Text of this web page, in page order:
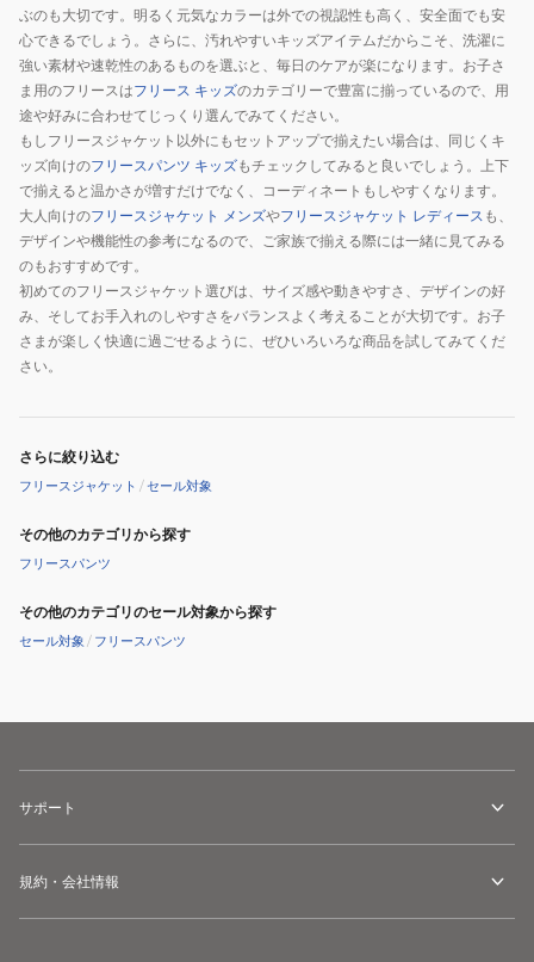
ぶのも大切です。明るく元気なカラーは外での視認性も高く、安全面でも安
心できるでしょう。さらに、汚れやすいキッズアイテムだからこそ、洗濯に
強い素材や速乾性のあるものを選ぶと、毎日のケアが楽になります。お子さ
ま用のフリースはフリース キッズのカテゴリーで豊富に揃っているので、用
途や好みに合わせてじっくり選んでみてください。
もしフリースジャケット以外にもセットアップで揃えたい場合は、同じくキ
ッズ向けのフリースパンツ キッズもチェックしてみると良いでしょう。上下
で揃えると温かさが増すだけでなく、コーディネートもしやすくなります。
大人向けのフリースジャケット メンズやフリースジャケット レディース も、
デザインや機能性の参考になるので、ご家族で揃える際には一緒に見てみる
のもおすすめです。
初めてのフリースジャケット選びは、サイズ感や動きやすさ、デザインの好
み、そしてお手入れのしやすさをバランスよく考えることが大切です。お子
さまが楽しく快適に過ごせるように、ぜひいろいろな商品を試してみてくだ
さい。
さらに絞り込む
フリースジャケット /セール対象
その他のカテゴリから探す
フリースパンツ
その他のカテゴリのセール対象から探す
セール対象 / フリースパンツ
サポート
規約・会社情報